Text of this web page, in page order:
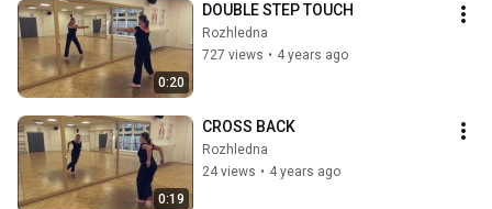
0:20
DOUBLE STEP TOUCH
Rozhledna
727 views • 4 years ago
0:19
CROSS BACK
Rozhledna
24 views • 4 years ago